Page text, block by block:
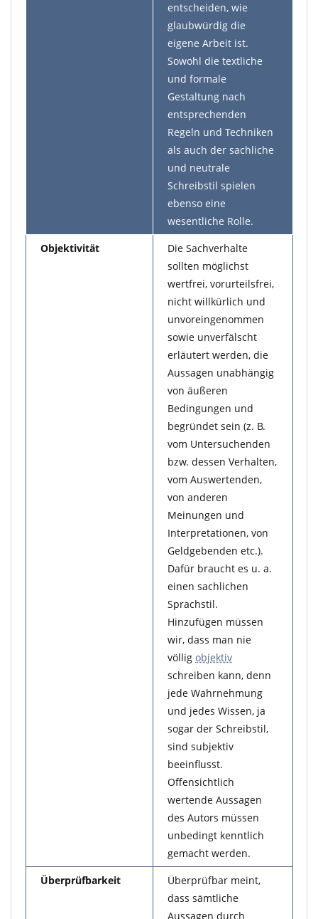
entscheiden, wie
glaubwürdig die
eigene Arbeit ist.
Sowohl die textliche
und formale
Gestaltung nach
entsprechenden
Regeln und Techniken
als auch der sachliche
und neutrale
Schreibstil spielen
ebenso eine
wesentliche Rolle.
Objektivität
Die Sachverhalte
sollten möglichst
wertfrei, vorurteilsfrei,
nicht willkürlich und
unvoreingenommen
sowie unverfälscht
erläutert werden, die
Aussagen unabhängig
von äußeren
Bedingungen und
begründet sein (z. B.
vom Untersuchenden
bzw. dessen Verhalten,
vom Auswertenden,
von anderen
Meinungen und
Interpretationen, von
Geldgebenden etc.).
Dafür braucht es u. a.
einen sachlichen
Sprachstil.
Hinzufügen müssen
wir, dass man nie
völlig objektiv
schreiben kann, denn
jede Wahrnehmung
und jedes Wissen, ja
sogar der Schreibstil,
sind subjektiv
beeinflusst.
Offensichtlich
wertende Aussagen
des Autors müssen
unbedingt kenntlich
gemacht werden.
Überprüfbarkeit
Überprüfbar meint,
dass sämtliche
Aussagen durch